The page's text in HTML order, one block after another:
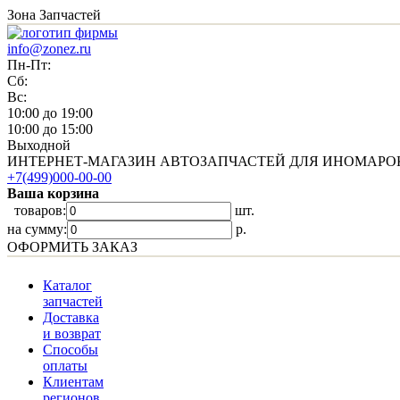
Зона Запчастей
info@zonez.ru
Пн-Пт:
Сб:
Вс:
10:00 до 19:00
10:00 до 15:00
Выходной
ИНТЕРНЕТ-МАГАЗИН АВТОЗАПЧАСТЕЙ ДЛЯ
+7(499)000-00-00
Ваша корзина
товаров:
шт.
на сумму:
p.
ОФОРМИТЬ ЗАКАЗ
Каталог
запчастей
Доставка
и возврат
Способы
оплаты
Клиентам